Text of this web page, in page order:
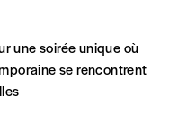
une soirée unique où
se rencontrent